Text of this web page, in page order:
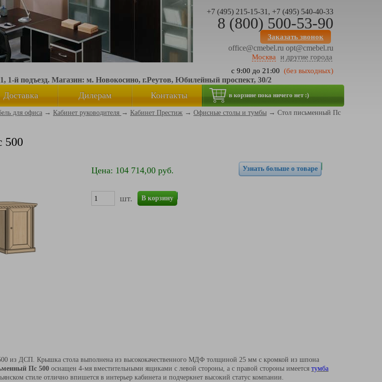
+7 (495) 215-15-31, +7 (495) 540-40-33
8 (800) 500-53-90
Заказать звонок
office@cmebel.ru opt@cmebel.ru
Москва
и другие города
с 9:00 до 21:00 (без выходных)
1-й подъезд. Магазин: м. Новокосино, г.Реутов, Юбилейный проспект, 30/2
Доставка Дилерам Контакты в корзине пока ничего нет :)
для офиса → Кабинет руководителя → Кабинет Престиж → Офисные столы и тумбы → Стол письменный Пс
500
Цена: 104 714,00 руб.
шт. В корзину
Узнать больше о товаре
из ДСП. Крышка стола выполнена из высококачественного МДФ толщиной 25 мм с кромкой из шпона
Пс 500 оснащен 4-мя вместительными ящиками с левой стороны, а с правой стороны имеется тумба
стиле отлично впишется в интерьер кабинета и подчеркнет высокий статус компании.